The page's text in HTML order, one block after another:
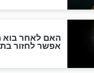
ההסכם החשאי של
סימני שאלה